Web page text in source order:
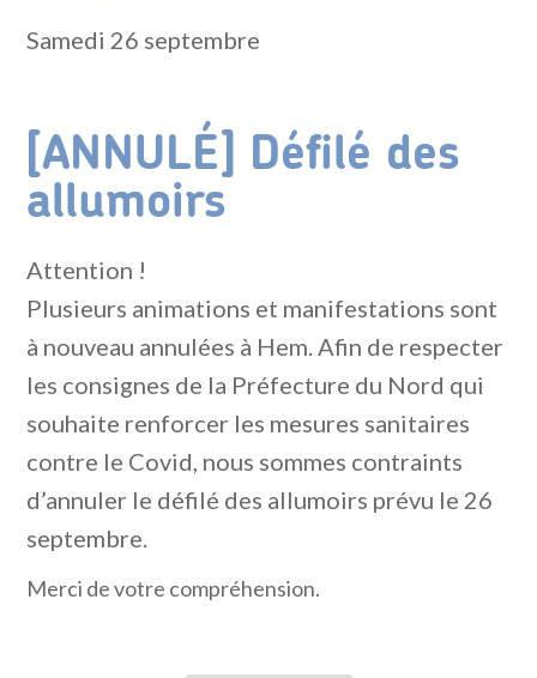
Samedi 26 septembre
[ANNULÉ] Défilé des
allumoirs
Attention !
Plusieurs animations et manifestations sont
à nouveau annulées à Hem. Afin de respecter
les consignes de la Préfecture du Nord qui
souhaite renforcer les mesures sanitaires
contre le Covid, nous sommes contraints
d’annuler le défilé des allumoirs prévu le 26
septembre.
Merci de votre compréhension.